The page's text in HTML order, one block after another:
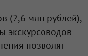
(2,6 млн рублей),
экскурсоводов
позволят